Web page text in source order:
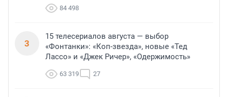
84 498
3
15 телесериалов августа — выбор
«Фонтанки»: «Коп-звезда», новые «Тед
Лассо» и «Джек Ричер», «Одержимость»
63 319 27